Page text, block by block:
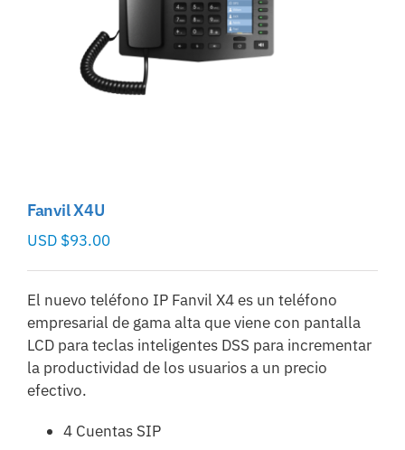
Fanvil X4U
USD $93.00
El nuevo teléfono IP Fanvil X4 es un teléfono
empresarial de gama alta que viene con pantalla
LCD para teclas inteligentes DSS para incrementar
la productividad de los usuarios a un precio
efectivo.​
4 Cuentas SIP